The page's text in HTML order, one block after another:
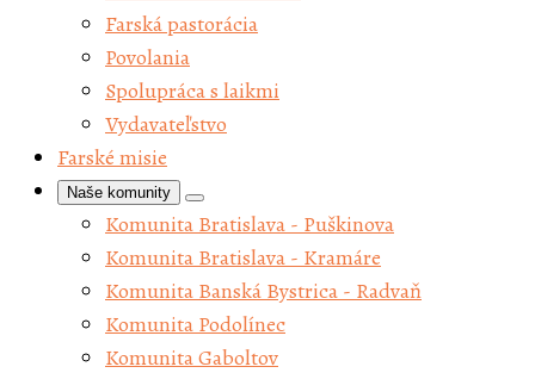
Farská pastorácia
Povolania
Spolupráca s laikmi
Vydavateľstvo
Farské misie
Naše komunity
Komunita Bratislava - Puškinova
Komunita Bratislava - Kramáre
Komunita Banská Bystrica - Radvaň
Komunita Podolínec
Komunita Gaboltov